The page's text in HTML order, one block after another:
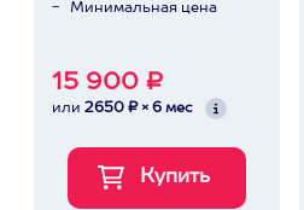
Минимальная цена
15 900 ₽
или 2650 ₽ × 6 мес